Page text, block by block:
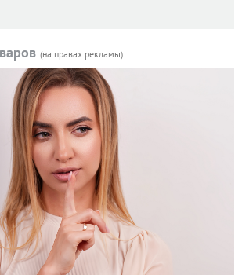
(на правах рекламы)